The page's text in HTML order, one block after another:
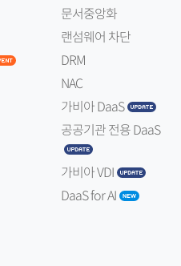
문서중앙화
랜섬웨어 차단
DRM
NAC
가비아 DaaS
공공기관 전용 DaaS
가비아 VDI
DaaS for AI